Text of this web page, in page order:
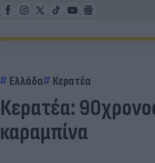
Ελλάδα Κερατέα
Κερατέα:
καραμπίνα